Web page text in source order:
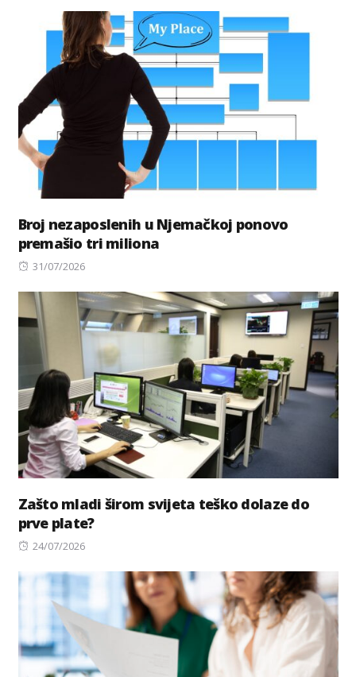
Broj nezaposlenih u Njemačkoj ponovo
premašio tri miliona
Posted
31/07/2026
Zašto mladi širom svijeta teško dolaze do
prve plate?
Posted
24/07/2026